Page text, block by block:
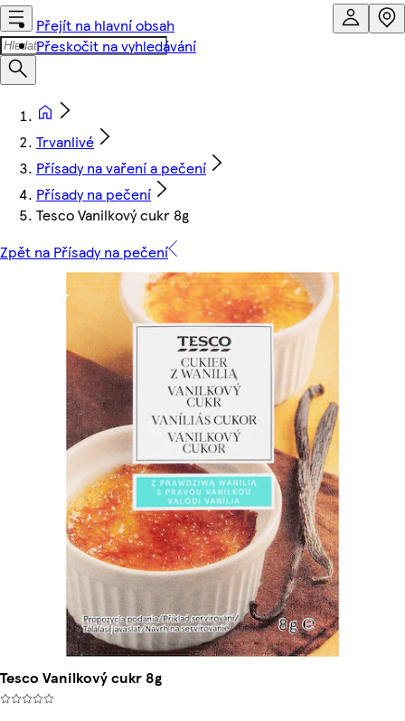
Přejít na hlavní obsah
Přeskočit na vyhledávání
Trvanlivé
Přísady na vaření a pečení
Přísady na pečení
Tesco Vanilkový cukr 8g
Zpět na Přísady na pečení
Tesco Vanilkový cukr 8g